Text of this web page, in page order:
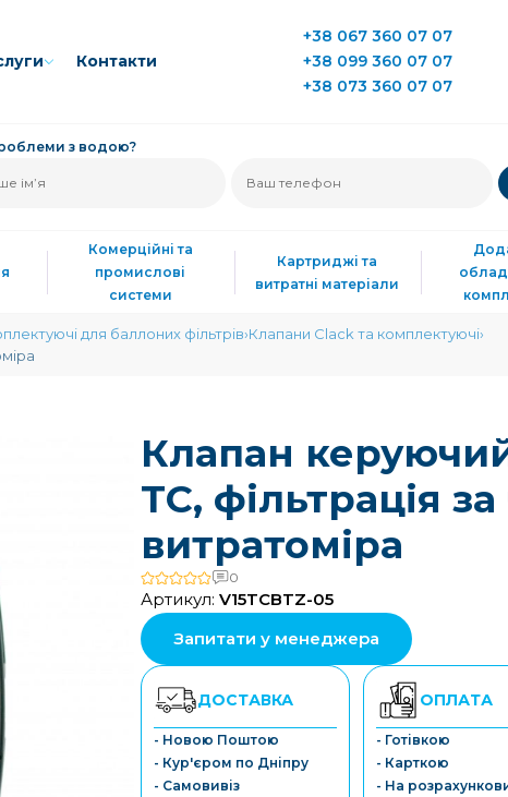
Контакти
+38 067 360 07 07
+38 099 360 07 07
+38 073 360 07 07
з водою?
Комерційні та
промислові
системи
Картриджі та
витратні матеріали
для баллоних фільтрів Клапани Clack та комплектуючі
Клапан
TC, фільтрація
витратоміра
0
Артикул: V15TCBTZ-05
Запитати у менеджера
ДОСТАВКА
- Новою Поштою
- Кур'єром по Дніпру
- Самовивіз
ОПЛАТА
- Готівкою
- Карткою
- На